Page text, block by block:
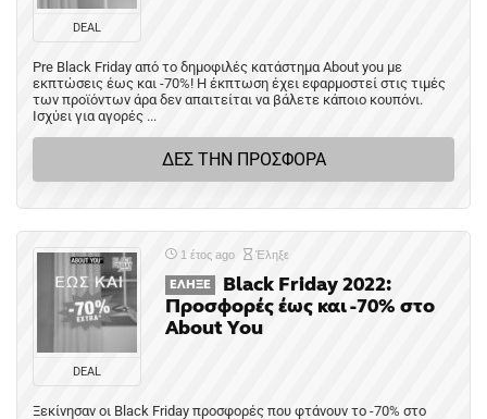
DEAL
Pre Black Friday από το δημοφιλές κατάστημα About you με
εκπτώσεις έως και -70%! Η έκπτωση έχει εφαρμοστεί στις τιμές
των προϊόντων άρα δεν απαιτείται να βάλετε κάποιο κουπόνι.
Ισχύει για αγορές ...
ΔΕΣ ΤΗΝ ΠΡΟΣΦΟΡΑ
DEAL
1 έτος ago Έληξε
ΈΛΗΞΕ
Black Friday 2022:
Προσφορές έως και -70% στο
About You
Ξεκίνησαν οι Black Friday προσφορές που φτάνουν το -70% στο